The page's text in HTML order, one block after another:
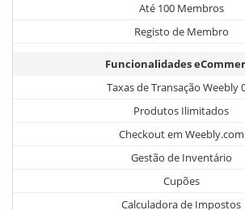
Até 100 Membros
Registo de Membro
Funcionalidades
Taxas de Transação Weebly
Produtos Ilimitados
Checkout em Weebly.com
Gestão de Inventário
Cupões
Calculadora de Impostos